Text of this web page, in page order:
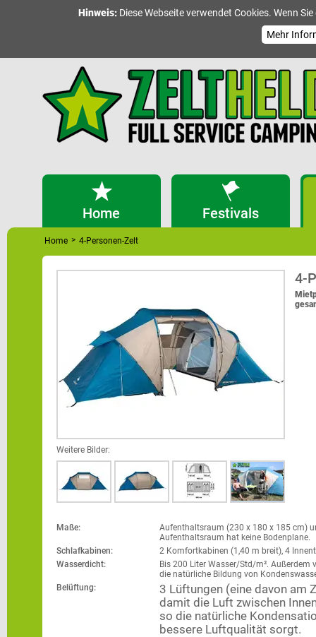
Hinweis: Diese Webseite verwendet Cookies. Wenn
Mehr
Home Festivals
Home > 4-Personen-Zelt
Weitere Bilder:
4-
Maße:
Aufenthaltsraum (230 x 180 x 185 cm)
Aufenthaltsraum hat keine Bodenplane.
Schlafkabinen:
2 Komfortkabinen (1,40 m breit), 4
Wasserdicht:
Bis 200 Liter Wasser/Std/m².
die natürliche Bildung von
Belüftung:
3 Lüftungen (eine davon am
damit die Luft zwischen
so die natürliche
bessere Luftqualität sorgt.